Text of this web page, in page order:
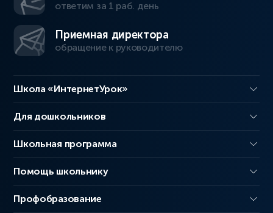
ответим за 1 раб. день
Приемная директора
обращение к руководителю
Школа «ИнтернетУрок»
Для дошкольников
Школьная программа
Помощь школьнику
Профобразование